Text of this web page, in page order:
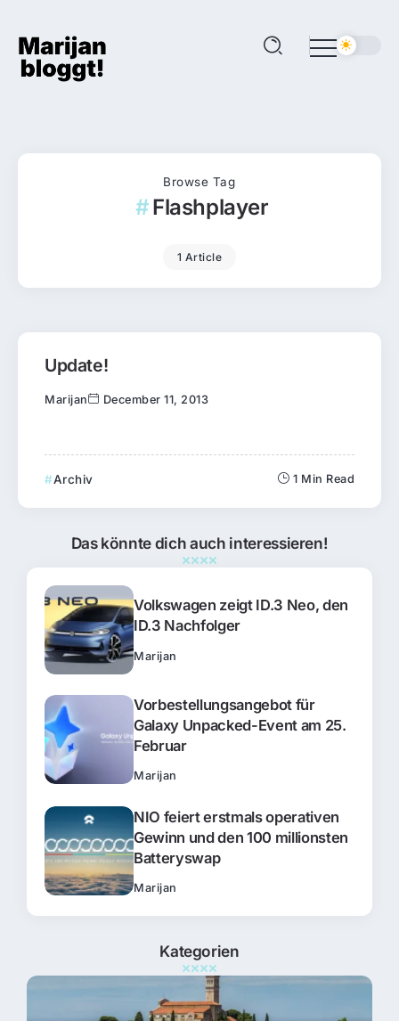
Browse Tag
Flashplayer
1 Article
Update!
Marijan December 11, 2013
Archiv 1 Min Read
Das könnte dich auch interessieren!
Volkswagen zeigt ID.3 Neo, den
ID.3 Nachfolger
Marijan
Vorbestellungsangebot für
Galaxy Unpacked-Event am 25.
Februar
Marijan
NIO feiert erstmals operativen
Gewinn und den 100 millionsten
Batteryswap
Marijan
Kategorien